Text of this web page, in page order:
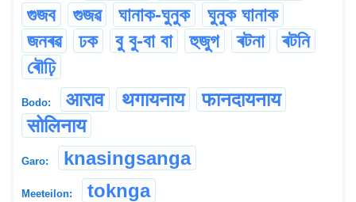
গুজব
গুজৱ ঘানাক-ঘুনুক
ঘুনুক ঘানাক
জনৰৱ
ঢক বু বু-বা বা হুজুগ ৰটনা
ৰটনি
ৰৌঢ়ি
Bodo: आराव थगायनाय
फानदायनाय
सोलिनाय
Garo: knasingsanga
Meeteilon: toknga